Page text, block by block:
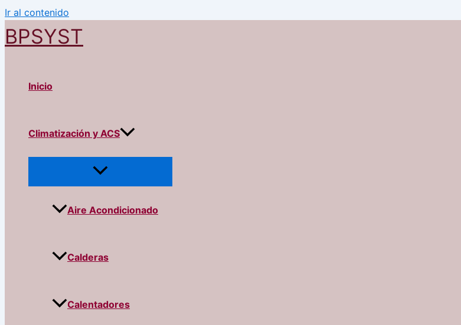
Ir al contenido
BPSYST
Inicio
Climatización y ACS
Aire Acondicionado
Calderas
Calentadores